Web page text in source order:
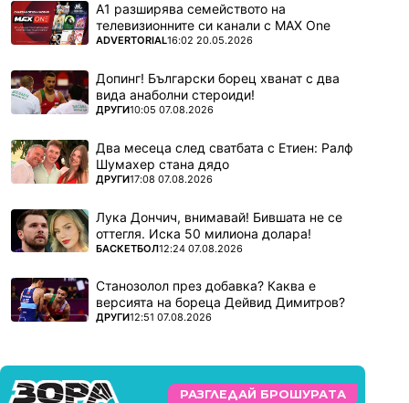
А1 разширява семейството на
телевизионните си канали с MAX One
ПОВЕЧЕ ОТ
ADVERTORIAL16:02 20.05.2026
Допинг! Български борец хванат с два
вида анаболни стероиди!
ПОВЕЧЕ ОТ
ДРУГИ10:05 07.08.2026
Два месеца след сватбата с Етиен: Ралф
Шумахер стана дядо
ПОВЕЧЕ ОТ
ДРУГИ17:08 07.08.2026
Лука Дончич, внимавай! Бившата не се
оттегля. Иска 50 милиона долара!
ПОВЕЧЕ ОТ
БАСКЕТБОЛ12:24 07.08.2026
Станозолол през добавка? Каква е
версията на бореца Дейвид Димитров?
ПОВЕЧЕ ОТ
ДРУГИ12:51 07.08.2026
РАЗГЛЕДАЙ БРОШУРАТА